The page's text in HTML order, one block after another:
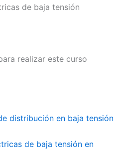
de baja tensión
realizar este curso
distribución en baja tensión
de baja tensión en